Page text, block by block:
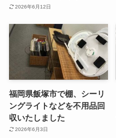
2026年6月12日
福岡県飯塚市で棚、シーリ
ングライトなどを不用品回
収いたしました
2026年6月3日